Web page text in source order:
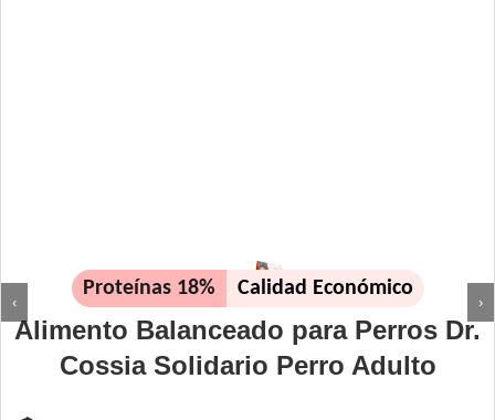
‹ ›
Proteínas 18% Calidad Económico
Alimento Balanceado para Perros Dr.
Cossia Solidario Perro Adulto